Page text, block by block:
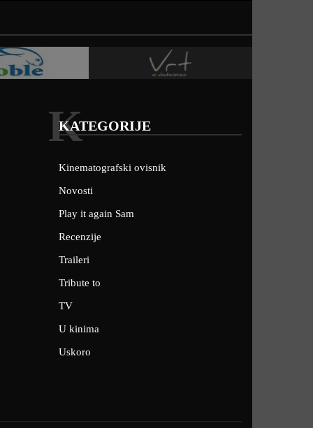
KATEGORIJE
K
Kinematografski ovisnik
Novosti
Play it again Sam
Recenzije
Traileri
Tribute to
TV
U kinima
Uskoro